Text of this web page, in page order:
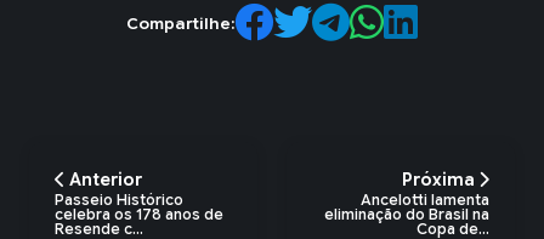
Compartilhe:
Anterior
Passeio Histórico
celebra os 178 anos de
Resende c...
Próxima
Ancelotti lamenta
eliminação do Brasil na
Copa de...